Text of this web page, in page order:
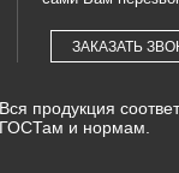
ЗАКАЗАТЬ
Вся продукция
ГОСТам и нормам.